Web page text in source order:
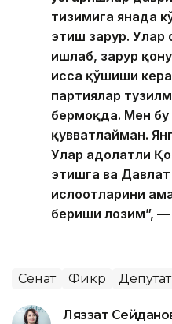
тизимига янада
этиш зарур. Улар
ишлаб, зарур
ҳисса қўшиши
партиялар
бермоқда. Мен
қувватлайман.
Улар адолатли
этишга ва Давлат
ислоҳотларини
бериши лозим”, —
Сенат Фикр Депутат
Ляззат